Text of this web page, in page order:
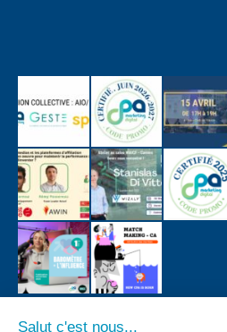
Salut c'est nous...